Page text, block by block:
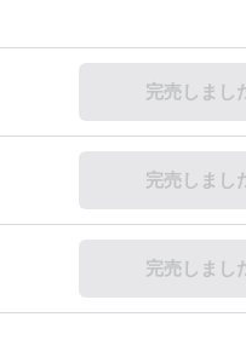
完売しまし
完売しまし
完売しまし